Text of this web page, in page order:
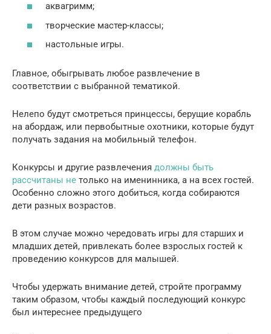
аквагримм;
творческие мастер-классы;
настольные игры.
Главное, обыгрывать любое развлечение в
соответствии с выбранной тематикой.
Нелепо будут смотреться принцессы, берущие корабль
на абордаж, или первобытные охотники, которые будут
получать задания на мобильный телефон.
Конкурсы и другие развлечения должны быть
рассчитаны не только на именинника, а на всех гостей.
Особенно сложно этого добиться, когда собираются
дети разных возрастов.
В этом случае можно чередовать игры для старших и
младших детей, привлекать более взрослых гостей к
проведению конкурсов для малышей.
Чтобы удержать внимание детей, стройте программу
таким образом, чтобы каждый последующий конкурс
был интереснее предыдущего